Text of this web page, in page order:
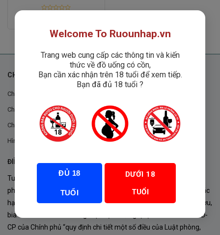
CHÍNH SÁCH
Chính sách chung
Chính sách đổi trả
Chính sách mua hàng
Hình thức thanh toán
ĐIỀU KHOẢN VÀ CHÍNH SÁCH
Tuân thủ Nghị định 105/2017/NĐ-CP ngày 14/9/2017 của Chính
phủ về sản xuất, kinh doanh rượu. Tuân thủ Luật “phòng chống tác
hại của rượu, bia” số 44/2019/QH14-Điều 16 về “điều kiện bán rượu,
bia theo hình thức thương mại điện tử”; Nghị định số 24/2020/NĐ-
CP của Chính phủ “quy định chi tiết một số điều của Luật phòng,
Welcome To Ruounhap.vn
Trang web cung cấp các thông tin và kiến
thức về đồ uống có cồn,
Bạn cần xác nhận trên 18 tuổi để xem tiếp.
Bạn đã đủ 18 tuổi ?
ĐỦ 18
TUỔI
DƯỚI 18
TUỔI